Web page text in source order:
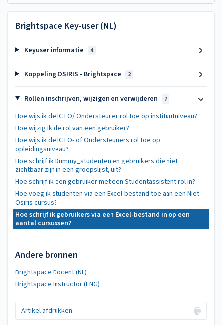
Brightspace Key-user (NL)
Keyuser informatie 4
Koppeling OSIRIS - Brightspace 2
Rollen inschrijven, wijzigen en verwijderen 7
Hoe wijs ik de ICTO/ Ondersteuner rol toe op instituutniveau?
Hoe wijzig ik de rol van een gebruiker?
Hoe wijs ik de ICTO- of Ondersteuners rol toe op
opleidingsniveau?
Hoe schrijf ik Dummy_studenten en gebruikers die niet
zichtbaar zijn in een groepslijst, uit?
Hoe schrijf ik een gebruiker met een Studentassistent rol in?
Hoe voeg ik studenten via een Excel-bestand toe aan een Niet-
Osiris cursus?
Hoe schrijf ik gebruikers via een Excel-bestand in op een
aantal cursussen?
Andere bronnen
Brightspace Docent (NL)
Brightspace Instructor (ENG)
Artikel afdrukken